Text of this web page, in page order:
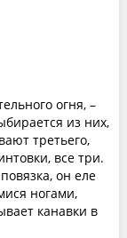
огня, –
из них,
третьего,
все три.
он еле
ногами,
канавки в